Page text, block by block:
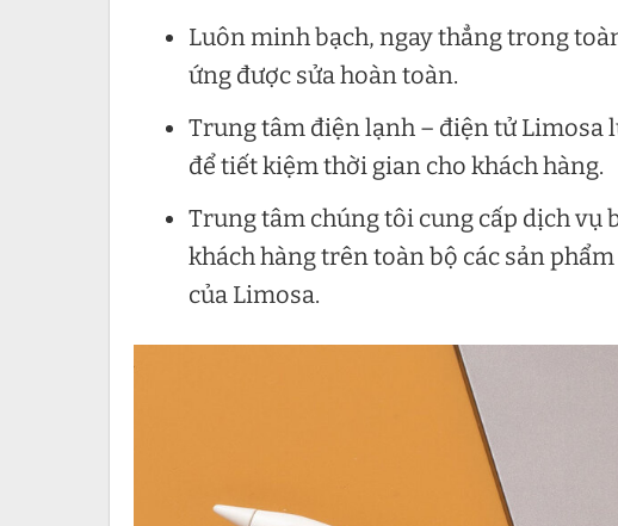
Luôn minh bạch, ngay thẳng trong
ứng được sửa hoàn toàn.
Trung tâm điện lạnh – điện tử Limosa
để tiết kiệm thời gian cho khách hàng.
Trung tâm chúng tôi cung cấp dịch vụ
khách hàng trên toàn bộ các sản
của Limosa.